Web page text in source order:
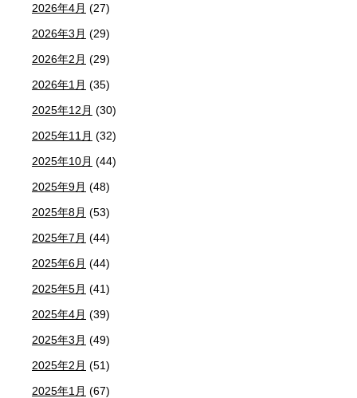
2026年4月 (27)
2026年3月 (29)
2026年2月 (29)
2026年1月 (35)
2025年12月 (30)
2025年11月 (32)
2025年10月 (44)
2025年9月 (48)
2025年8月 (53)
2025年7月 (44)
2025年6月 (44)
2025年5月 (41)
2025年4月 (39)
2025年3月 (49)
2025年2月 (51)
2025年1月 (67)